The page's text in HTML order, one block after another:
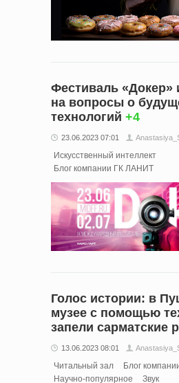
Фестиваль «Докер»
на вопросы о
технологий +4
23.06.2023 07:01
Искусственный интеллект
Блог компании ГК ЛАНИТ
Голос истории: в
музее с помощью
запели сарматские
13.06.2023 08:01
Читальный зал
Блог
Научно-популярное
Звук